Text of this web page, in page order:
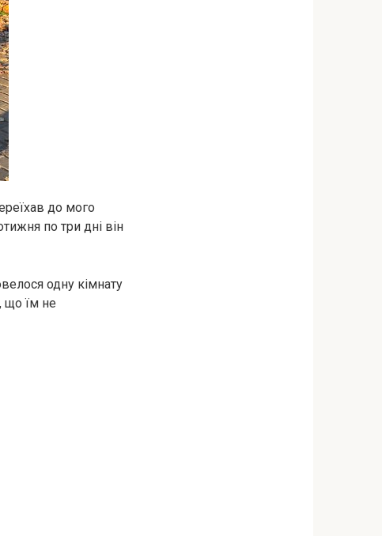
до мого
по три дні він
одну кімнату
що їм не